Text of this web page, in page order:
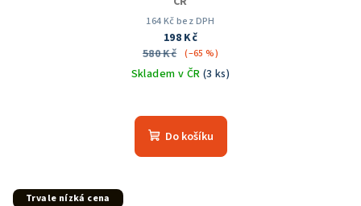
164 Kč bez DPH
198 Kč
580 Kč (–65 %)
Skladem v ČR (3 ks)
hodnocení
produktu
Do košíku
Trvale nízká cena